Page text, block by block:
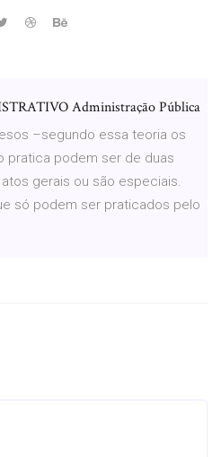
Administração Pública
–segundo essa teoria os
pratica podem ser de duas
gerais ou são especiais.
só podem ser praticados pelo